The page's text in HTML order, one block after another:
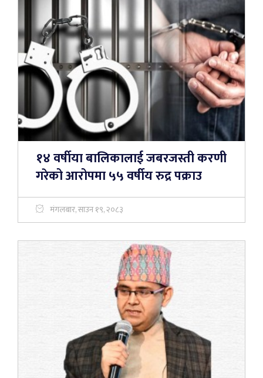
१४ वर्षीया बालिकालाई जबरजस्ती करणी
गरेको आरोपमा ५५ वर्षीय रुद्र पक्राउ
मंगलबार, साउन १९, २०८३